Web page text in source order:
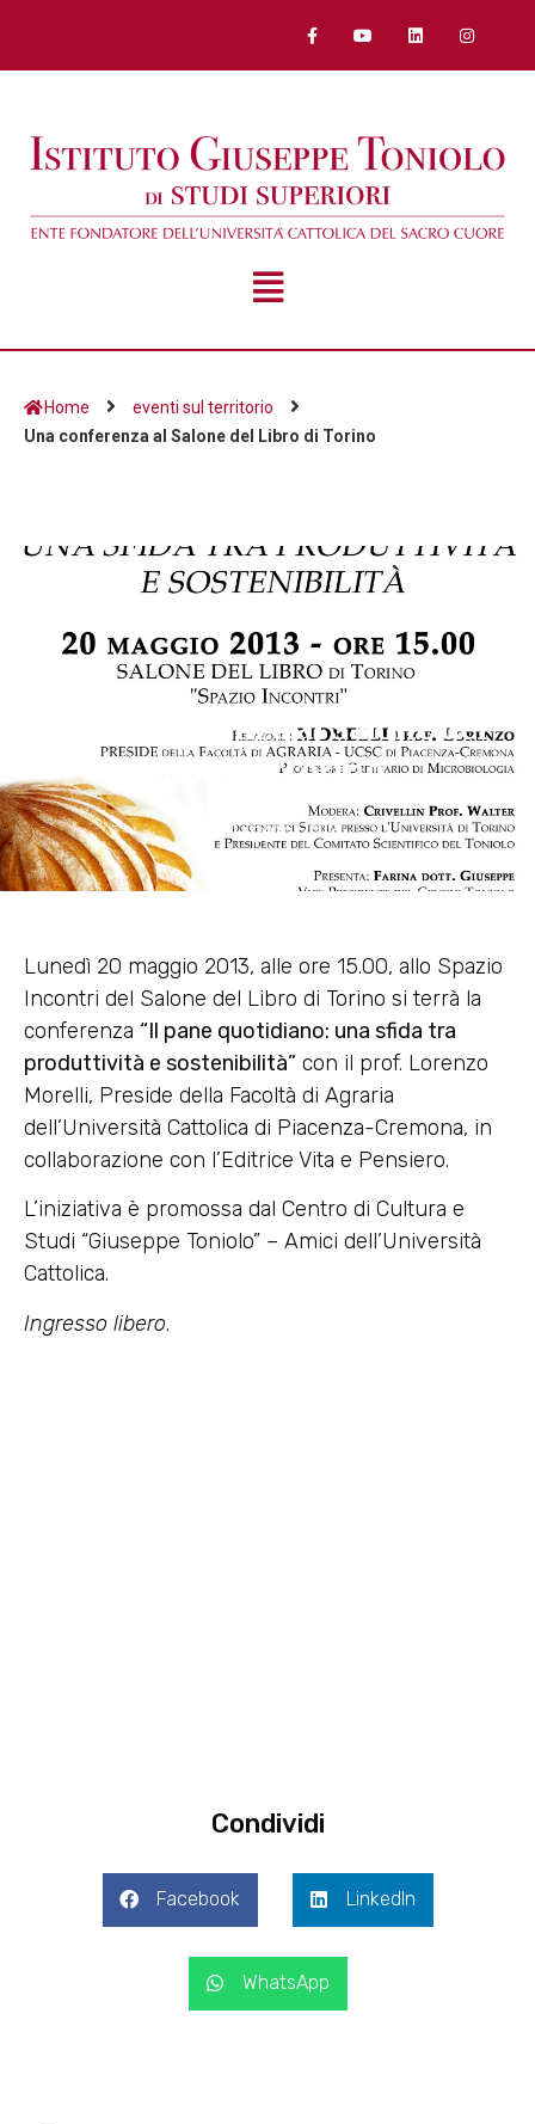
Home
eventi sul territorio
Una conferenza al Salone del Libro di Torino
Una conferenza al Salone del
Libro di Torino
13 Maggio 2013
Lunedì 20 maggio 2013, alle ore 15.00, allo Spazio
Incontri del Salone del Libro di Torino si terrà la
conferenza “Il pane quotidiano: una sfida tra
produttività e sostenibilità” con il prof. Lorenzo
Morelli, Preside della Facoltà di Agraria
dell’Università Cattolica di Piacenza-Cremona, in
collaborazione con l’Editrice Vita e Pensiero.
L’iniziativa è promossa dal Centro di Cultura e
Studi “Giuseppe Toniolo” – Amici dell’Università
Cattolica.
Ingresso libero.
Condividi
Facebook LinkedIn
WhatsApp